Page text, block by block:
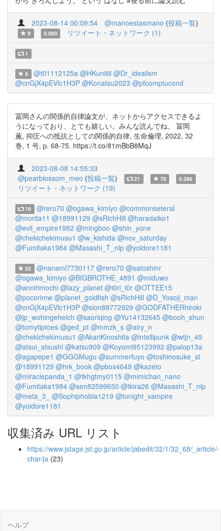
2023-08-14 00:09:54 @manoestasmano (投稿一覧)
9 0.000 リツイート・ネットワーク (1)
1
6 @t01112125a @HKuniiiii @Dr_idealism
@cnGjX4pEVlc1H3P @Konatsu2023 @pfcomptucond
冨岡さんの関係的自律論文が、ネットからアクセスできるよ
うになっており、とても嬉しい。みんな読んでね。 冨岡
薫, 抑圧への抵抗としての関係的自律, 生命倫理, 2022, 32
巻, 1 号, p. 68-75. https://t.co/81mBbB8MqJ
2023-08-08 14:55:33
@pearblossom_meo (投稿一覧) 21 78 0.286
リツイート・ネットワーク (19)
19 @rero70 @ogawa_kimiyo @commonseteral
@morita11 @18991129 @sRichHill @haradaiko1
@evil_empire1982 @mingboo @shin_yone
@chekichekimusu1 @w_kishida @nov_saturday
@Fumitaka1984 @Masashi_T_nlp @yoidore1181
52 @nanami7730117 @rero70 @satoshinr
@ogawa_kimiyo @BIGBROTHE_4891 @miduwo
@annirimochi @lazy_planet @i0ri_i0r @OTTEE15
@pocorimw @planet_goldfish @sRichHill @D_Yosoji_man
@cnGjX4pEVlc1H3P @sion88772929 @GODFATHERhiroki
@jp_wohingeheich @saoriqing @Yu14132645 @booh_shun
@tomytiptoes @ged_pt @mmzk_s @airy_n
@chekichekimusu1 @AkariKinoshita @intellipunk @wtjn_49
@atsui_atsushi @katsu909 @Koyomi95123992 @palop13a
@agapepe1 @GGGMugu @summerfuyo @toshinosuke_st
@18991129 @hrk_book @pbox4649 @kazeto
@miraclepanda_1 @tkhgtmy0115 @mimichan_nano
@Fumitaka1984 @sen82599650 @tkira26 @Masashi_T_nlp
@meta_3_
@Sophiphobia1219 @tonight_vampire
@yoidore1181
収集済み URL リスト
https://www.jstage.jst.go.jp/article/jabedit/32/1/32_68/_article/-
char/ja (23)
ヘルプ